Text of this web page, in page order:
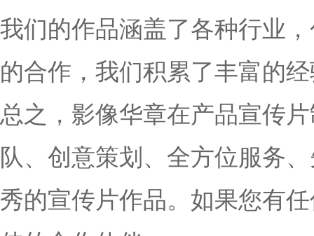
我们的作品涵盖了各种行业
的合作，我们积累了丰富的
总之，影像华章在产品宣传
队、创意策划、全方位服务
秀的宣传片作品。如果您有